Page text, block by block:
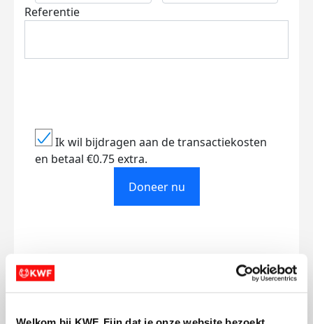
Referentie
Ik wil bijdragen aan de transactiekosten
en betaal €0.75 extra.
Doneer nu
Opgehaald
€552
Streefbedrag
€500